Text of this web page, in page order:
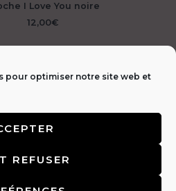
pour optimiser notre site web et
REFUSER
I Love You noire
12,00€
légales ⚖️|